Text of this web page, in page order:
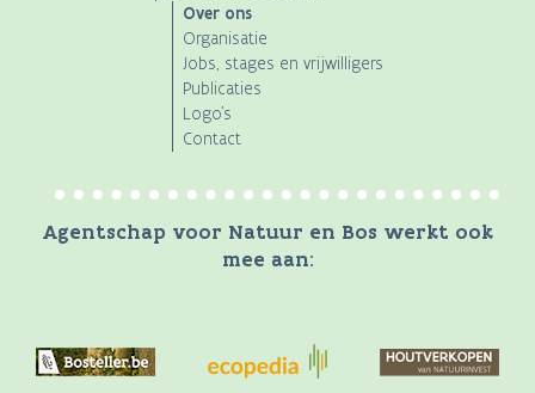
Over ons
Organisatie
Jobs, stages en vrijwilligers
Publicaties
Logo's
Contact
Agentschap voor Natuur en Bos werkt ook
mee aan: